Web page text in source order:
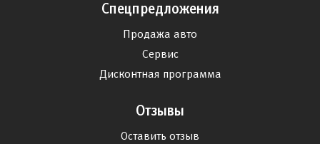
Спецпредложения
Продажа авто
Сервис
Дисконтная программа
Отзывы
Оставить отзыв